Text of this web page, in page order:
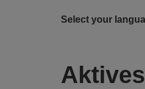
Select your